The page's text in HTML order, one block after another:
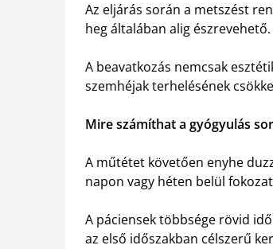
Az eljárás során a metszést
heg általában alig
A beavatkozás nemcsak
szemhéjak terhelésének
Mire számíthat a gyógyulás
A műtétet követően enyhe
napon vagy héten belül
A páciensek többsége rövid
az első időszakban célszerű